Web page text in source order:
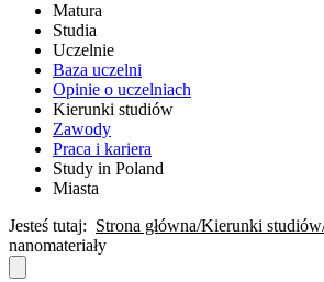
Matura
Studia
Uczelnie
Baza uczelni
Opinie o uczelniach
Kierunki studiów
Zawody
Praca i kariera
Study in Poland
Miasta
Jesteś tutaj: Strona główna Kierunki studiów
nanomateriały